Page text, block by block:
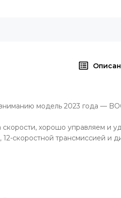
модель 2023 года —
хорошо управляем и
скоростной трансмиссией и